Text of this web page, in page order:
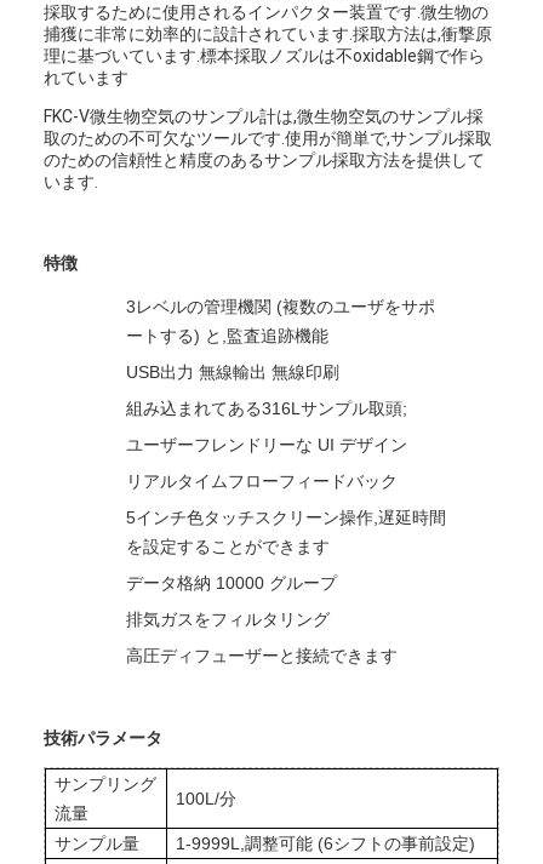
採取するために使用されるインパクター装置です.微生物の
捕獲に非常に効率的に設計されています.採取方法は,衝撃原
理に基づいています.標本採取ノズルは不oxidable鋼で作ら
れています
FKC-V微生物空気のサンプル計は,微生物空気のサンプル採
取のための不可欠なツールです.使用が簡単で,サンプル採取
のための信頼性と精度のあるサンプル採取方法を提供して
います.
特徴
3レベルの管理機関 (複数のユーザをサポ
ートする) と,監査追跡機能
USB出力 無線輸出 無線印刷
組み込まれてある316Lサンプル取頭;
ユーザーフレンドリーな UI デザイン
リアルタイムフローフィードバック
5インチ色タッチスクリーン操作,遅延時間
を設定することができます
データ格納 10000 グループ
排気ガスをフィルタリング
高圧ディフューザーと接続できます
技術パラメータ
サンプリング
流量
100L/分
サンプル量 1-9999L,調整可能 (6シフトの事前設定)